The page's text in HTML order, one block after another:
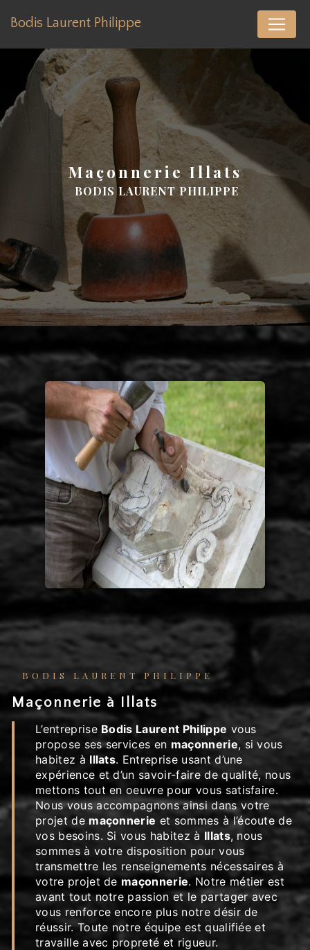
Bodis Laurent Philippe
maçonnerie Illats
BODIS LAURENT PHILIPPE
BODIS LAURENT PHILIPPE
maçonnerie à Illats
L’entreprise Bodis Laurent Philippe vous
propose ses services en maçonnerie, si vous
habitez à Illats. Entreprise usant d’une
expérience et d’un savoir-faire de qualité, nous
mettons tout en oeuvre pour vous satisfaire.
Nous vous accompagnons ainsi dans votre
projet de maçonnerie et sommes à l’écoute de
vos besoins. Si vous habitez à Illats, nous
sommes à votre disposition pour vous
transmettre les renseignements nécessaires à
votre projet de maçonnerie. Notre métier est
avant tout notre passion et le partager avec
vous renforce encore plus notre désir de
réussir. Toute notre équipe est qualifiée et
travaille avec propreté et rigueur.